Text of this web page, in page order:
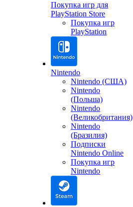
Покупка игр для
PlayStation Store
Покупка игр
PlayStation
Nintendo
Nintendo (США)
Nintendo
(Польша)
Nintendo
(Великобритания)
Nintendo
(Бразилия)
Подписки
Nintendo Online
Покупка игр
Nintendo